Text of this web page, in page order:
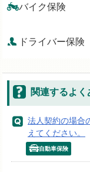
バイク保険
ドライバー保険
関連するよく
法人契約の場合
えてください。
自動車保険